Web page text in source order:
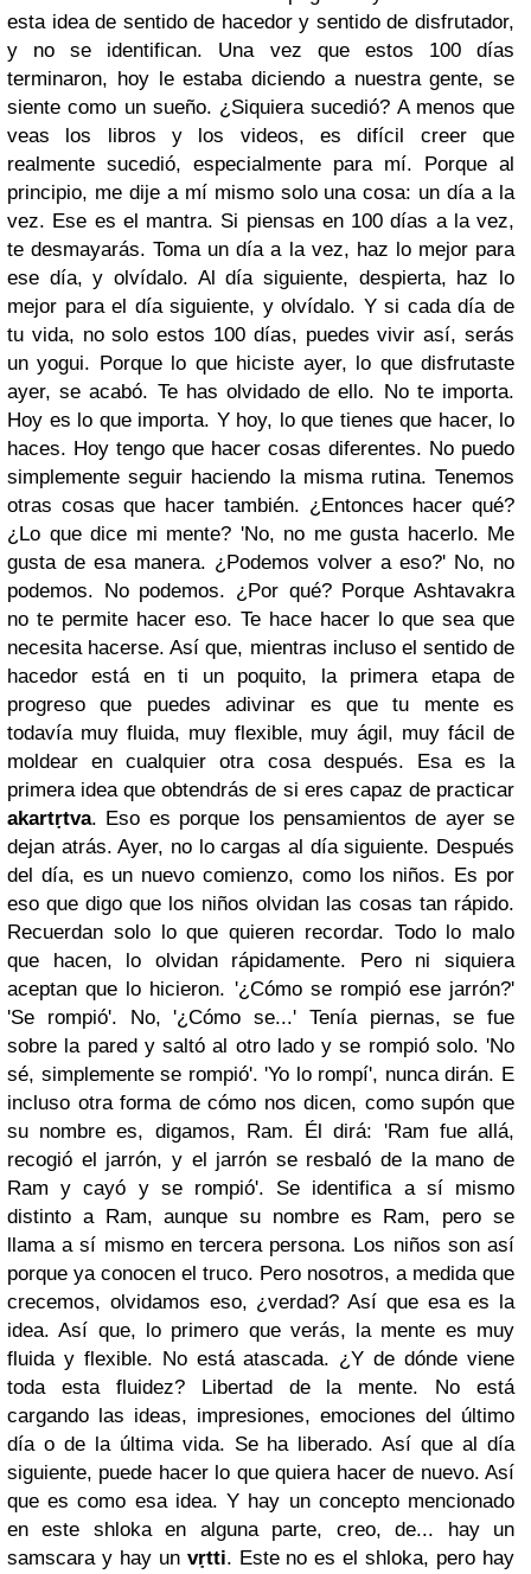
esta idea de sentido de hacedor y sentido de disfrutador,
y no se identifican. Una vez que estos 100 días
terminaron, hoy le estaba diciendo a nuestra gente, se
siente como un sueño. ¿Siquiera sucedió? A menos que
veas los libros y los videos, es difícil creer que
realmente sucedió, especialmente para mí. Porque al
principio, me dije a mí mismo solo una cosa: un día a la
vez. Ese es el mantra. Si piensas en 100 días a la vez,
te desmayarás. Toma un día a la vez, haz lo mejor para
ese día, y olvídalo. Al día siguiente, despierta, haz lo
mejor para el día siguiente, y olvídalo. Y si cada día de
tu vida, no solo estos 100 días, puedes vivir así, serás
un yogui. Porque lo que hiciste ayer, lo que disfrutaste
ayer, se acabó. Te has olvidado de ello. No te importa.
Hoy es lo que importa. Y hoy, lo que tienes que hacer, lo
haces. Hoy tengo que hacer cosas diferentes. No puedo
simplemente seguir haciendo la misma rutina. Tenemos
otras cosas que hacer también. ¿Entonces hacer qué?
¿Lo que dice mi mente? 'No, no me gusta hacerlo. Me
gusta de esa manera. ¿Podemos volver a eso?' No, no
podemos. No podemos. ¿Por qué? Porque Ashtavakra
no te permite hacer eso. Te hace hacer lo que sea que
necesita hacerse. Así que, mientras incluso el sentido de
hacedor está en ti un poquito, la primera etapa de
progreso que puedes adivinar es que tu mente es
todavía muy fluida, muy flexible, muy ágil, muy fácil de
moldear en cualquier otra cosa después. Esa es la
primera idea que obtendrás de si eres capaz de practicar
akartṛtva. Eso es porque los pensamientos de ayer se
dejan atrás. Ayer, no lo cargas al día siguiente. Después
del día, es un nuevo comienzo, como los niños. Es por
eso que digo que los niños olvidan las cosas tan rápido.
Recuerdan solo lo que quieren recordar. Todo lo malo
que hacen, lo olvidan rápidamente. Pero ni siquiera
aceptan que lo hicieron. '¿Cómo se rompió ese jarrón?'
'Se rompió'. No, '¿Cómo se...' Tenía piernas, se fue
sobre la pared y saltó al otro lado y se rompió solo. 'No
sé, simplemente se rompió'. 'Yo lo rompí', nunca dirán. E
incluso otra forma de cómo nos dicen, como supón que
su nombre es, digamos, Ram. Él dirá: 'Ram fue allá,
recogió el jarrón, y el jarrón se resbaló de la mano de
Ram y cayó y se rompió'. Se identifica a sí mismo
distinto a Ram, aunque su nombre es Ram, pero se
llama a sí mismo en tercera persona. Los niños son así
porque ya conocen el truco. Pero nosotros, a medida que
crecemos, olvidamos eso, ¿verdad? Así que esa es la
idea. Así que, lo primero que verás, la mente es muy
fluida y flexible. No está atascada. ¿Y de dónde viene
toda esta fluidez? Libertad de la mente. No está
cargando las ideas, impresiones, emociones del último
día o de la última vida. Se ha liberado. Así que al día
siguiente, puede hacer lo que quiera hacer de nuevo. Así
que es como esa idea. Y hay un concepto mencionado
en este shloka en alguna parte, creo, de... hay un
samscara y hay un vṛtti. Este no es el shloka, pero hay